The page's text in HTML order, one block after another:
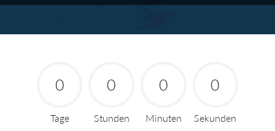
0
Tage
0
Stunden
0
Minuten
0
Sekunden